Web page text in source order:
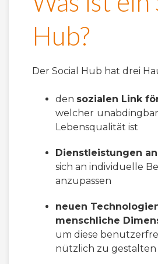
Hub?
Der Social Hub hat drei
den sozialen Link
welcher
Lebensqualität ist
Dienstleistungen
sich an individuelle
anzupassen
neuen
menschliche
um diese
nützlich zu gestalten